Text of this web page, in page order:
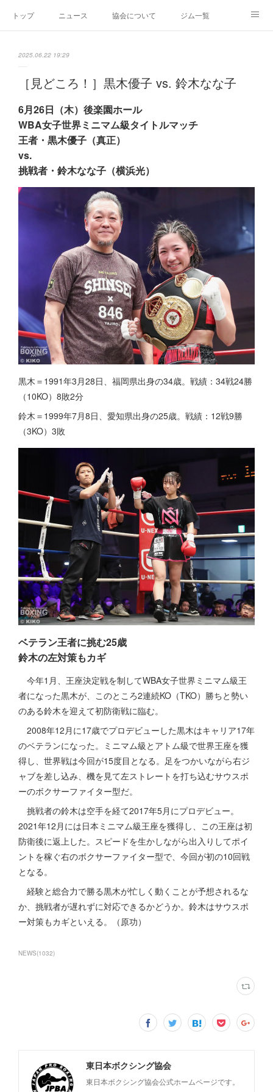
トップ ニュース 協会について ジム一覧
2025.06.22 19:29
［見どころ！］黒木優子 vs. 鈴木なな子
6月26日（木）後楽園ホール
WBA女子世界ミニマム級タイトルマッチ
王者 ・ 黒木優子（真正）
vs.
挑戦者・鈴木なな子（横浜光）
黒木＝1991年3月28日、福岡県出身の34歳。戦績：34戦24勝
（10KO）8敗2分
鈴木＝1999年7月8日、愛知県出身の25歳。戦績：12戦9勝
（3KO）3敗
ベテラン王者に挑む25歳
鈴木の左対策もカギ
今年1月、王座決定戦を制してWBA女子世界ミニマム級王
者になった黒木が、このところ2連続KO（TKO）勝ちと勢い
のある鈴木を迎えて初防衛戦に臨む。
2008年12月に17歳でプロデビューした黒木はキャリア17年
のベテランになった。ミニマム級とアトム級で世界王座を獲
得し、世界戦は今回が15度目となる。足をつかいながら右ジ
ャブを差し込み、機を見て左ストレートを打ち込むサウスポ
ーのボクサーファイター型だ。
挑戦者の鈴木は空手を経て2017年5月にプロデビュー。
2021年12月には日本ミニマム級王座を獲得し、この王座は初
防衛後に返上した。スピードを生かしながら出入りしてポイ
ントを稼ぐ右のボクサーファイター型で、今回が初の10回戦
となる。
経験と総合力で勝る黒木が忙しく動くことが予想されるな
か、挑戦者が遅れずに対応できるかどうか。鈴木はサウスポ
ー対策もカギといえる。（原功）
NEWS(1032)
東日本ボクシング協会
東日本ボクシング協会公式ホームページです。